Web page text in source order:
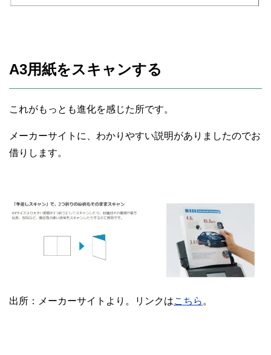
A3用紙をスキャンする
これがもっとも進化を感じた所です。
メーカーサイトに、わかりやすい説明がありましたのでお
借りします。
出所：メーカーサイトより。リンクはこちら 。